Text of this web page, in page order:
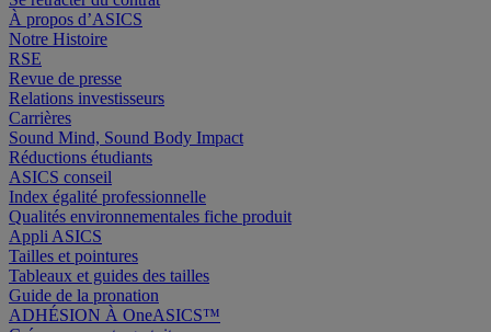
À propos d’ASICS
Notre Histoire
RSE
Revue de presse
Relations investisseurs
Carrières
Sound Mind, Sound Body Impact
Réductions étudiants
ASICS conseil
Index égalité professionnelle
Qualités environnementales fiche produit
Appli ASICS
Tailles et pointures
Tableaux et guides des tailles
Guide de la pronation
ADHÉSION À OneASICS™